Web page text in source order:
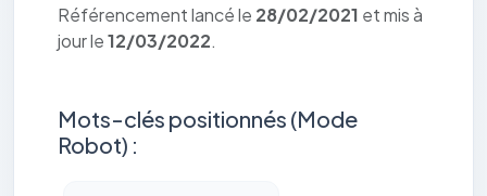
Référencement lancé le 28/02/2021 et mis à
jour le12/03/2022.
Mots-clés positionnés (Mode
Robot) :